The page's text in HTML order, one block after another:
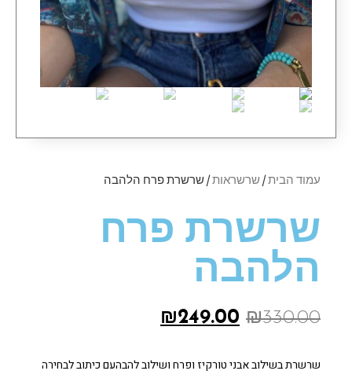
עמוד הבית/שרשראות/ שרשרת פרח הלהבה
שרשרת פרח
הלהבה
₪330.00
₪249.00
‏שרשרת בשילוב אבני טורקיז ופרח ושילוב להבהעם כיתוב לבחירה